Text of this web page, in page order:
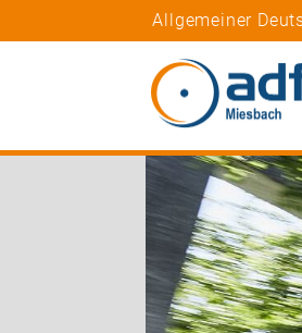
Allgemeiner